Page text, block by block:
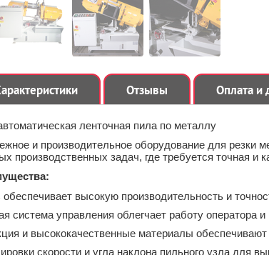
Отзывы Оплата и
ленточная пила по металлу
и производительное оборудование для резки
производственных задач, где требуется точная и
высокую производительность и
система управления облегчает работу оператора
и высококачественные материалы
скорости и угла наклона пильного узла для